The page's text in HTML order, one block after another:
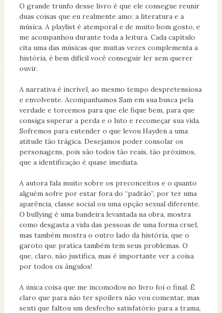
O grande trunfo desse livro é que ele consegue reunir
duas coisas que eu realmente amo: a literatura e a
música. A playlist é atemporal e de muito bom gosto, e
me acompanhou durante toda a leitura. Cada capítulo
cita uma das músicas que muitas vezes complementa a
história, é bem difícil você conseguir ler sem querer
ouvir.
A narrativa é incrível, ao mesmo tempo despretensiosa
e envolvente. Acompanhamos Sam em sua busca pela
verdade e torcemos para que ele fique bem, para que
consiga superar a perda e o luto e recomeçar sua vida.
Sofremos para entender o que levou Hayden a uma
atitude tão trágica. Desejamos poder consolar os
personagens, pois são todos tão reais, tão próximos,
que a identificação é quase imediata.
A autora fala muito sobre os preconceitos e o quanto
alguém sofre por estar fora do “padrão”, por ter uma
aparência, classe social ou uma opção sexual diferente.
O bullying é uma bandeira levantada na obra, mostra
como desgasta a vida das pessoas de uma forma cruel,
mas também mostra o outro lado da história, que o
garoto que pratica também tem seus problemas. O
que, claro, não justifica, mas é importante ver a coisa
por todos os ângulos!
A única coisa que me incomodou no livro foi o final. É
claro que para não ter spoilers não vou comentar, mas
senti que faltou um desfecho satisfatório para a trama,